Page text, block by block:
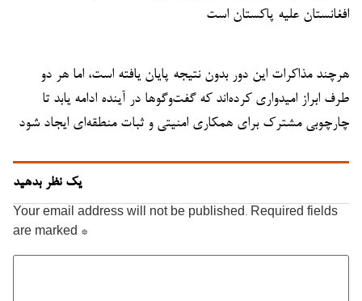
افغانستان علیه پاکستان است
هرچند مذاکرات این دور بدون نتیجه پایان یافته است، اما هر دو
طرف ابراز امیدواری کرده‌اند که گفت‌وگوها در آینده ادامه یابد تا
چارچوبی مشترک برای همکاری امنیتی و ثبات منطقه‌ای ایجاد شود
یک نظر بدهید
Your email address will not be published. Required fields
are marked *